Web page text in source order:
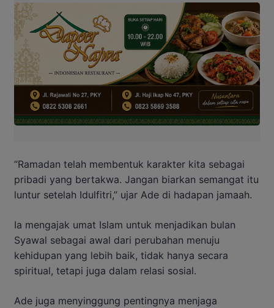
“Ramadan telah membentuk karakter kita sebagai
pribadi yang bertakwa. Jangan biarkan semangat itu
luntur setelah Idulfitri,” ujar Ade di hadapan jamaah.
Ia mengajak umat Islam untuk menjadikan bulan
Syawal sebagai awal dari perubahan menuju
kehidupan yang lebih baik, tidak hanya secara
spiritual, tetapi juga dalam relasi sosial.
Ade juga menyinggung pentingnya menjaga